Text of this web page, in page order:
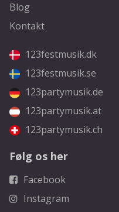
Blog
Kontakt
123festmusik.dk
123festmusik.se
123partymusik.de
123partymusik.at
123partymusik.ch
Følg os her
Facebook
Instagram